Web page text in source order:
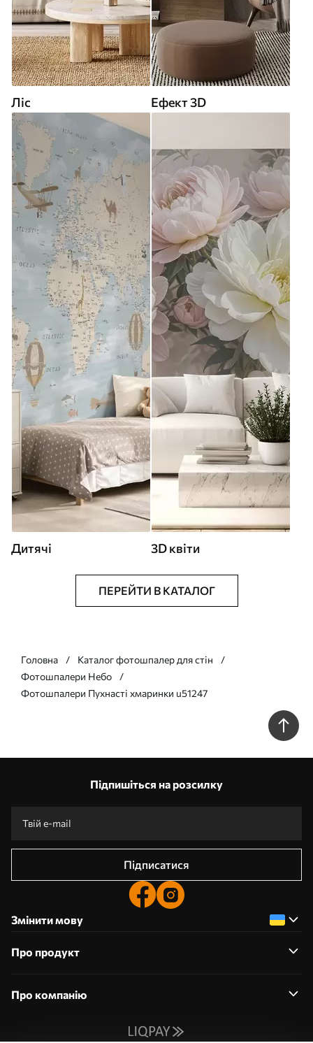
Ліс Ефект 3D
Дитячі 3D квіти
ПЕРЕЙТИ В КАТАЛОГ
Головна
Каталог фотошпалер для стін
Фотошпалери Небо
Фотошпалери Пухнасті хмаринки u51247
Підпишіться на розсилку
Підписатися
Змінити мову
Про продукт
Про компанію